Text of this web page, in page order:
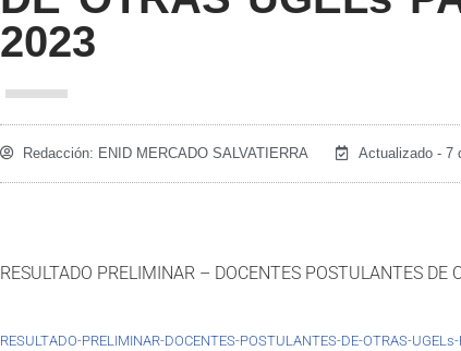
2023
Redacción: ENID MERCADO SALVATIERRA Actualizado - 7
RESULTADO PRELIMINAR – DOCENTES POSTULANTES
RESULTADO-PRELIMINAR-DOCENTES-POSTULANTES-DE-OTRAS-